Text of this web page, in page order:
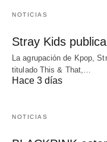
NOTICIAS
Stray Kids
La agrupación de Kpop,
titulado This & That,…
Hace 3 días
NOTICIAS